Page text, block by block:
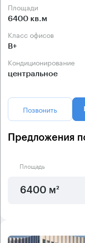
Площади
6400 кв.м
Класс офисов
B+
Кондиционирование
центральное
Позвонить
Предложения
Площадь
6400 м²